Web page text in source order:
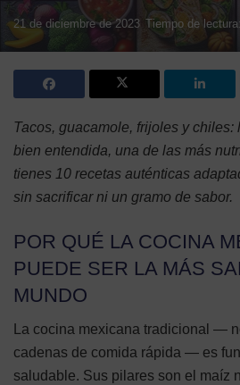
21 de diciembre de 2023 Tiempo de
Tacos, guacamole, frijoles y chiles:
bien entendida, una de las más
tienes 10 recetas auténticas
sin sacrificar ni un gramo de sabor.
POR QUÉ LA COCINA
PUEDE SER LA MÁS
MUNDO
La cocina mexicana tradicional —
cadenas de comida rápida — es
saludable. Sus pilares son el maíz